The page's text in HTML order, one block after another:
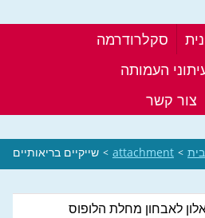
סקלרודרמה
העמותה
צור קשר
בית >
attachment
> שייקיים בריאותיים
לאבחון מחלת הלופוס